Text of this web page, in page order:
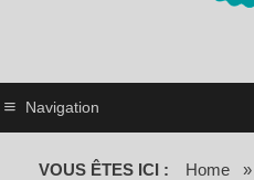
Navigation
VOUS ÊTES ICI : Home »